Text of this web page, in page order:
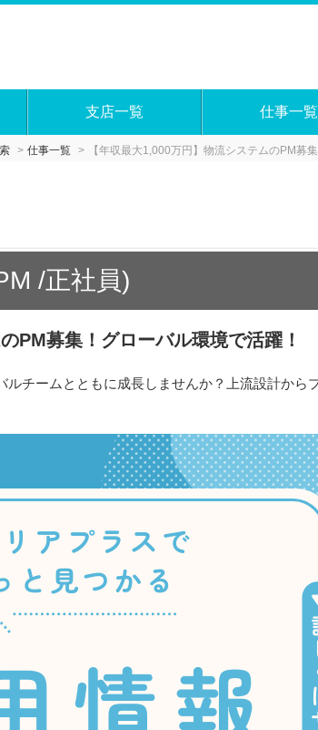
支店一覧 仕事一覧
仕事一覧 【年収最大1,000万円】物流システムのPM募
/正社員)
PM募集！グローバル環境で活躍！
チームとともに成長しませんか？上流設計から